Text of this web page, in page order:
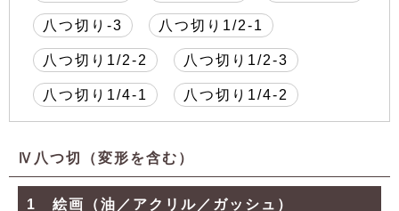
八つ切り-3 八つ切り1/2-1
八つ切り1/2-2 八つ切り1/2-3
八つ切り1/4-1 八つ切り1/4-2
Ⅳ八つ切（変形を含む）
1 絵画（油／アクリル／ガッシュ）